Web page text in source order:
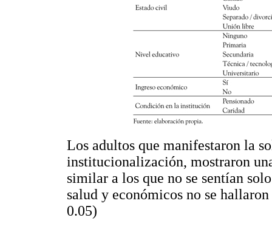
Los adultos que manifestaron la
institucionalización, mostraron
similar a los que no se sentían
salud y económicos no se
0.05)